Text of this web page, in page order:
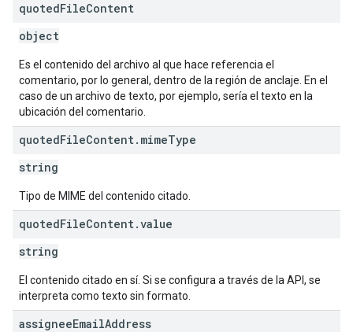
quotedFileContent
object
Es el contenido del archivo al que hace referencia el
comentario, por lo general, dentro de la región de anclaje. En el
caso de un archivo de texto, por ejemplo, sería el texto en la
ubicación del comentario.
quotedFileContent. mimeType
string
Tipo de MIME del contenido citado.
quotedFileContent.value
string
El contenido citado en sí. Si se configura a través de la API, se
interpreta como texto sin formato.
assigneeEmailAddress